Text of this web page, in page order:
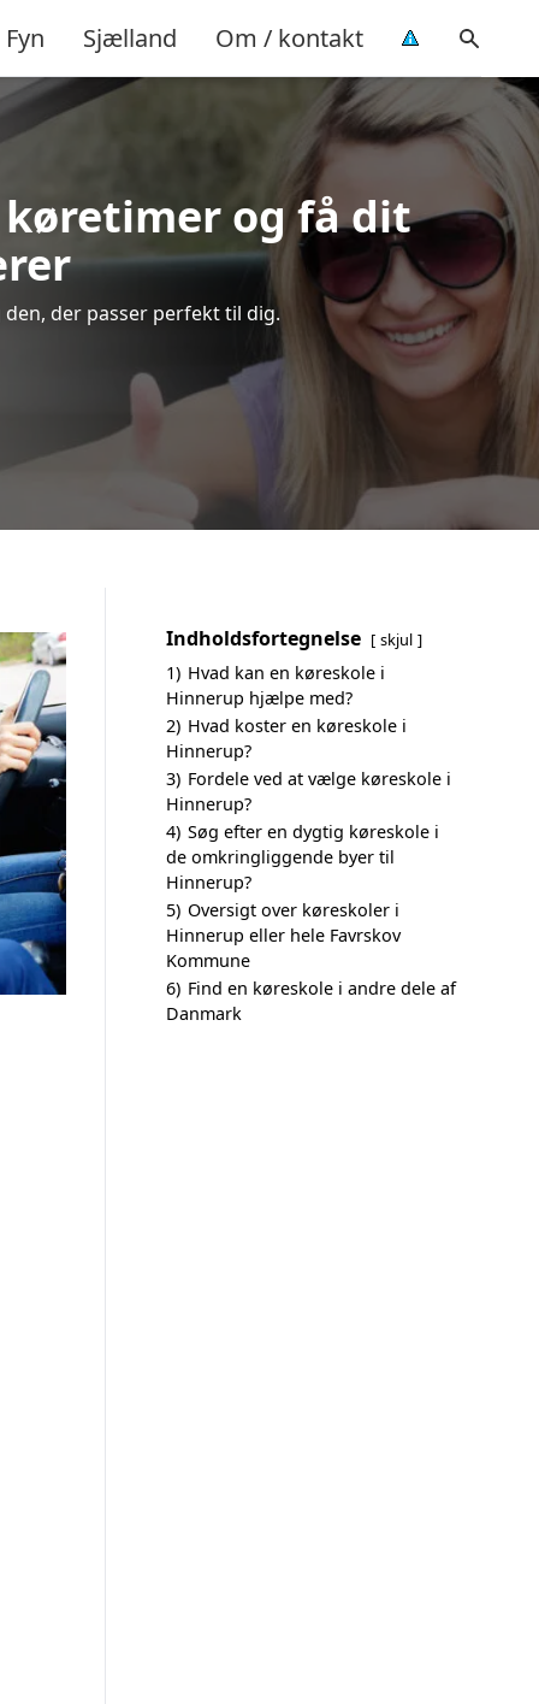
Fyn Sjælland Om / kontakt
og få dit
der passer perfekt til dig.
Indholdsfortegnelse skjul
1) Hvad kan en køreskole i
Hinnerup hjælpe med?
2) Hvad koster en køreskole i
Hinnerup?
3) Fordele ved at vælge køreskole i
Hinnerup?
4) Søg efter en dygtig køreskole i
de omkringliggende byer til
Hinnerup?
5) Oversigt over køreskoler i
Hinnerup eller hele Favrskov
Kommune
6) Find en køreskole i andre dele af
Danmark